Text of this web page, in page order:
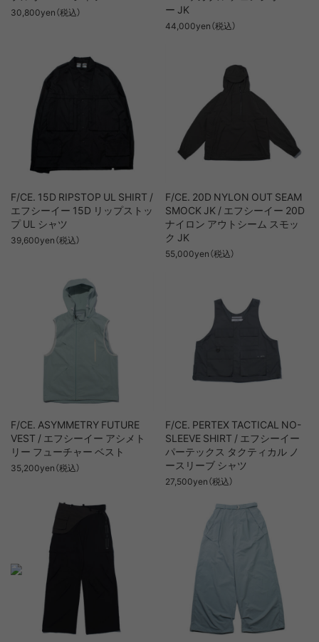
30,800yen（税込）
ー JK
44,000yen（税込）
F/CE. 15D RIPSTOP UL SHIRT /
エフシーイー 15D リップストッ
プ UL シャツ
39,600yen（税込）
F/CE. 20D NYLON OUT SEAM
SMOCK JK / エフシーイー 20D
ナイロン アウトシーム スモッ
ク JK
55,000yen（税込）
F/CE. ASYMMETRY FUTURE
VEST / エフシーイー アシメト
リー フューチャー ベスト
35,200yen（税込）
F/CE. PERTEX TACTICAL NO-
SLEEVE SHIRT / エフシーイー
パーテックス タクティカル ノ
ースリーブ シャツ
27,500yen（税込）